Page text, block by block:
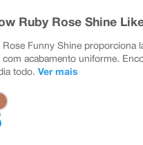
Ruby Rose Shine
Funny Shine proporciona
acabamento uniforme.
todo. Ver mais